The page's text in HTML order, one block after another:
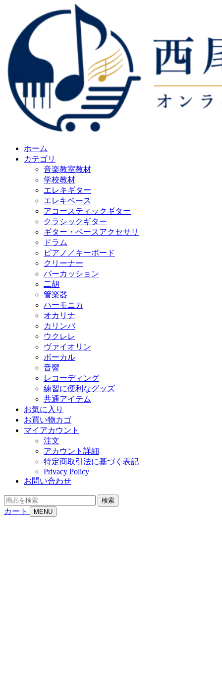
ホーム
カテゴリ
音楽教室教材
学校教材
エレキギター
エレキベース
アコースティックギター
クラシックギター
ギター・ベースアクセサリ
ドラム
ピアノ／キーボード
クリーナー
パーカッション
二胡
管楽器
ハーモニカ
オカリナ
カリンバ
ウクレレ
ヴァイオリン
ボーカル
音響
レコーディング
練習に便利なグッズ
共通アイテム
お気に入り
お買い物カゴ
マイアカウント
注文
アカウント詳細
特定商取引法に基づく表記
Privacy Policy
お問い合わせ
商
品
検索
カート MENU